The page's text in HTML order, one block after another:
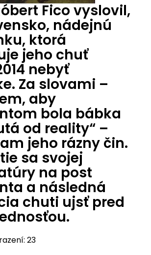
Fico vyslovil,
nádejnú
ktorá
jeho chuť
nebyť
Za slovami –
aby
bola bábka
od reality“ –
jeho rázny čin.
sa svojej
na post
a následná
chuti ujsť pred
23